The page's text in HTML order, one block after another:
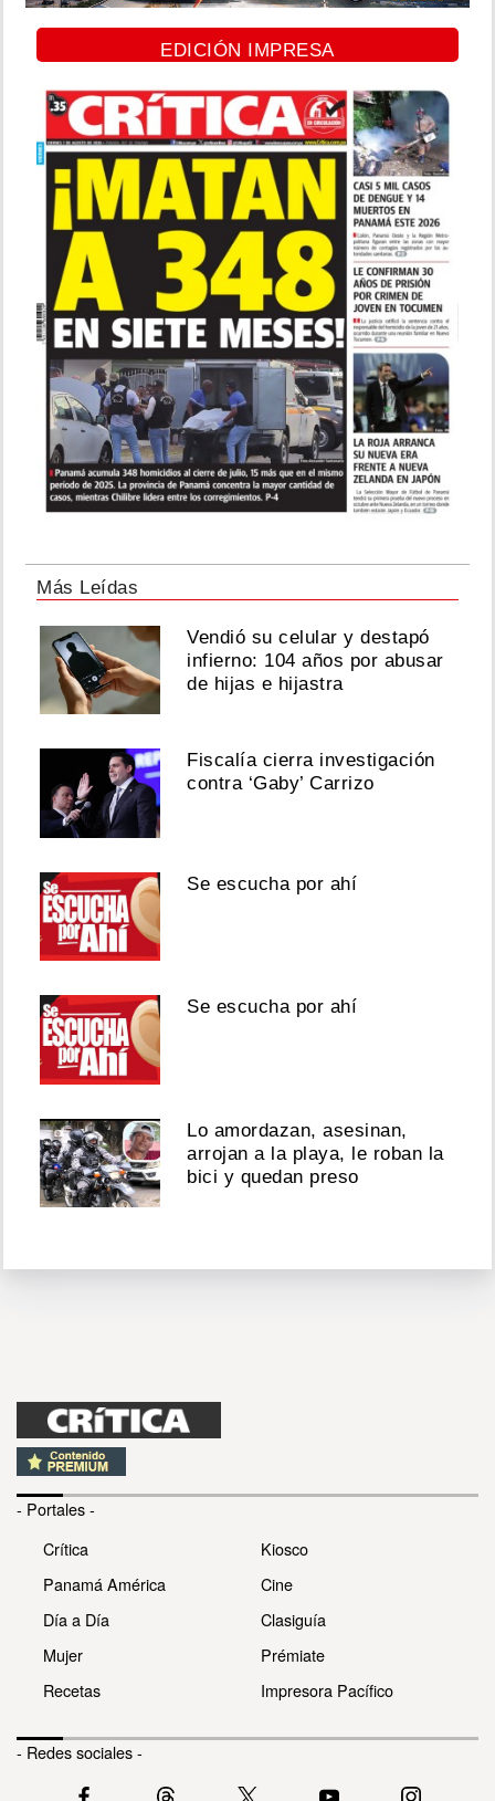
EDICIÓN IMPRESA
Más Leídas
Vendió su celular y destapó
infierno: 104 años por abusar
de hijas e hijastra
Fiscalía cierra investigación
contra ‘Gaby’ Carrizo
Se escucha por ahí
Se escucha por ahí
Lo amordazan, asesinan,
arrojan a la playa, le roban la
bici y quedan preso
- Portales -
Crítica
Panamá América
Día a Día
Mujer
Recetas
Kiosco
Cine
Clasiguía
Prémiate
Impresora Pacífico
- Redes sociales -